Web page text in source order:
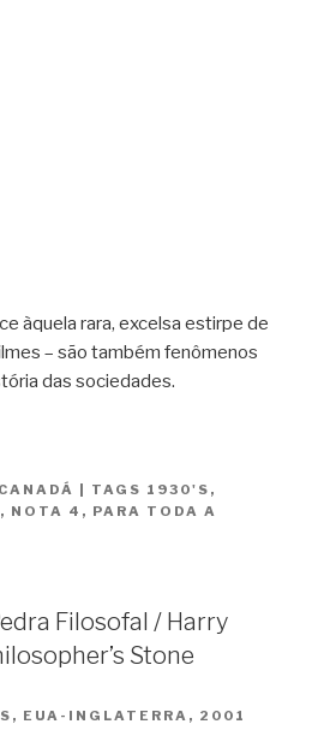
stars
àquela rara, excelsa estirpe de
– são também fenômenos
das sociedades.
TAGS 1930'S ,
, NOTA 4 , PARA TODA A
Filosofal / Harry
Stone
EUA-INGLATERRA, 2001